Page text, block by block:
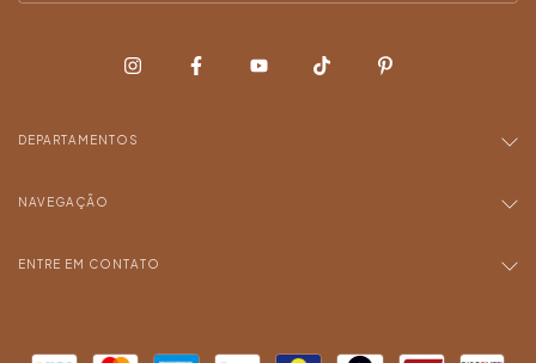
DEPARTAMENTOS
NAVEGAÇÃO
ENTRE EM CONTATO